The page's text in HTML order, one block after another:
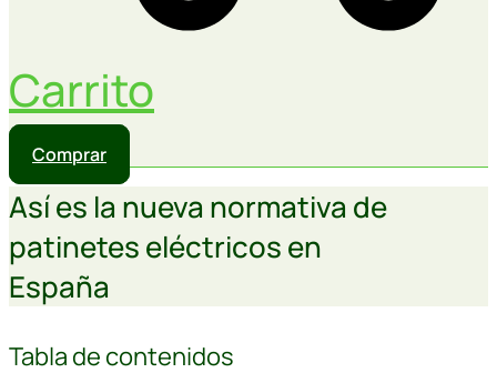
Carrito
Comprar
Así es la nueva normativa de
patinetes eléctricos en
España
Tabla de contenidos